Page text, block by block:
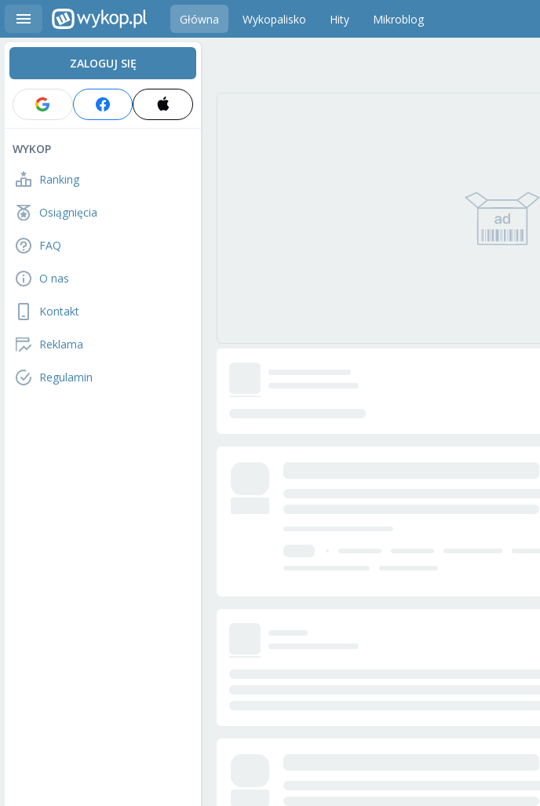
Główna Wykopalisko Hity Mikroblog
ZALOGUJ SIĘ
WYKOP
Ranking
Osiągnięcia
FAQ
O nas
Kontakt
Reklama
Regulamin